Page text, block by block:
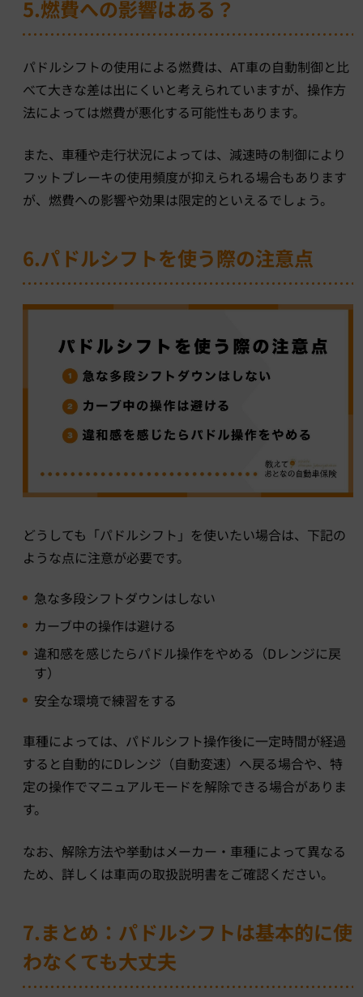
5.燃費への影響はある？
パドルシフトの使用による燃費は、AT車の自動制御と比
べて大きな差は出にくいと考えられていますが、操作方
法によっては燃費が悪化する可能性もあります。
また、車種や走行状況によっては、減速時の制御により
フットブレーキの使用頻度が抑えられる場合もあります
が、燃費への影響や効果は限定的といえるでしょう。
6.パドルシフトを使う際の注意点
どうしても「パドルシフト」を使いたい場合は、下記の
ような点に注意が必要です。
急な多段シフトダウンはしない
カーブ中の操作は避ける
違和感を感じたらパドル操作をやめる（Dレンジに戻
す）
安全な環境で練習をする
車種によっては、パドルシフト操作後に一定時間が経過
すると自動的にDレンジ（自動変速）へ戻る場合や、特
定の操作でマニュアルモードを解除できる場合がありま
す。
なお、解除方法や挙動はメーカー・車種によって異なる
ため、詳しくは車両の取扱説明書をご確認ください。
7.まとめ：パドルシフトは基本的に使
わなくても大丈夫